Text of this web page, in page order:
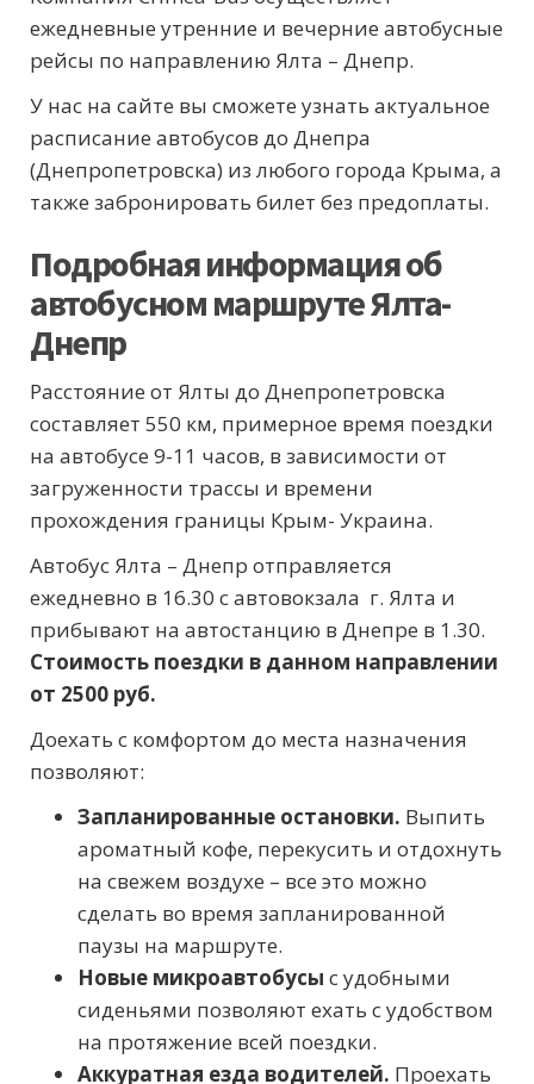
ежедневные утренние и вечерние автобусные
рейсы по направлению Ялта – Днепр.
У нас на сайте вы сможете узнать актуальное
расписание автобусов до Днепра
(Днепропетровска) из любого города Крыма, а
также забронировать билет без предоплаты.
Подробная информация об
автобусном маршруте Ялта-
Днепр
Расстояние от Ялты до Днепропетровска
составляет 550 км, примерное время поездки
на автобусе 9-11 часов, в зависимости от
загруженности трассы и времени
прохождения границы Крым- Украина.
Автобус Ялта – Днепр отправляется
ежедневно в 16.30 с автовокзала г. Ялта и
прибывают на автостанцию в Днепре в 1.30.
Стоимость поездки в данном направлении
от 2500 руб.
Доехать с комфортом до места назначения
позволяют:
Запланированные остановки. Выпить
ароматный кофе, перекусить и отдохнуть
на свежем воздухе – все это можно
сделать во время запланированной
паузы на маршруте.
Новые микроавтобусы с удобными
сиденьями позволяют ехать с удобством
на протяжение всей поездки.
Аккуратная езда водителей. Проехать